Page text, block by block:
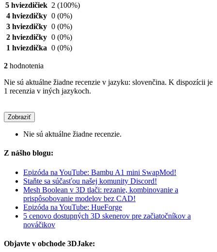
5 hviezdičiek 2 (100%)
4 hviezdičky 0 (0%)
3 hviezdičky 0 (0%)
2 hviezdičky 0 (0%)
1 hviezdička 0 (0%)
2 hodnotenia
Nie sú aktuálne žiadne recenzie v jazyku: slovenčina. K dispozícii je
1 recenzia v iných jazykoch.
Zobraziť
Nie sú aktuálne žiadne recenzie.
Z nášho blogu:
Epizóda na YouTube: Bambu A1 mini SwapMod!
Staňte sa súčasťou našej komunity Discord!
Mesh Boolean v 3D tlači: rezanie, kombinovanie a
prispôsobovanie modelov bez CAD!
Epizóda na YouTube: HueForge
5 cenovo dostupných 3D skenerov pre začiatočníkov a
nováčikov
Objavte v obchode 3DJake: